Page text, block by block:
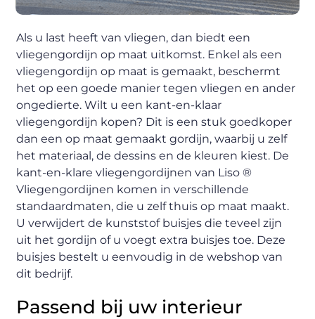
Als u last heeft van vliegen, dan biedt een
vliegengordijn op maat uitkomst. Enkel als een
vliegengordijn op maat is gemaakt, beschermt
het op een goede manier tegen vliegen en ander
ongedierte. Wilt u een kant-en-klaar
vliegengordijn kopen? Dit is een stuk goedkoper
dan een op maat gemaakt gordijn, waarbij u zelf
het materiaal, de dessins en de kleuren kiest. De
kant-en-klare vliegengordijnen van Liso ®
Vliegengordijnen komen in verschillende
standaardmaten, die u zelf thuis op maat maakt.
U verwijdert de kunststof buisjes die teveel zijn
uit het gordijn of u voegt extra buisjes toe. Deze
buisjes bestelt u eenvoudig in de webshop van
dit bedrijf.
Passend bij uw interieur